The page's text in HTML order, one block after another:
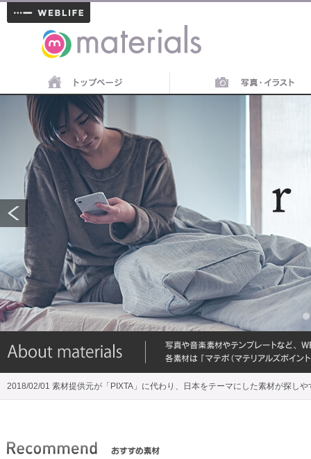
materials
2018/02/01 素材提供元が「PIXTA」に代わり、日本をテーマにした素材が探しや